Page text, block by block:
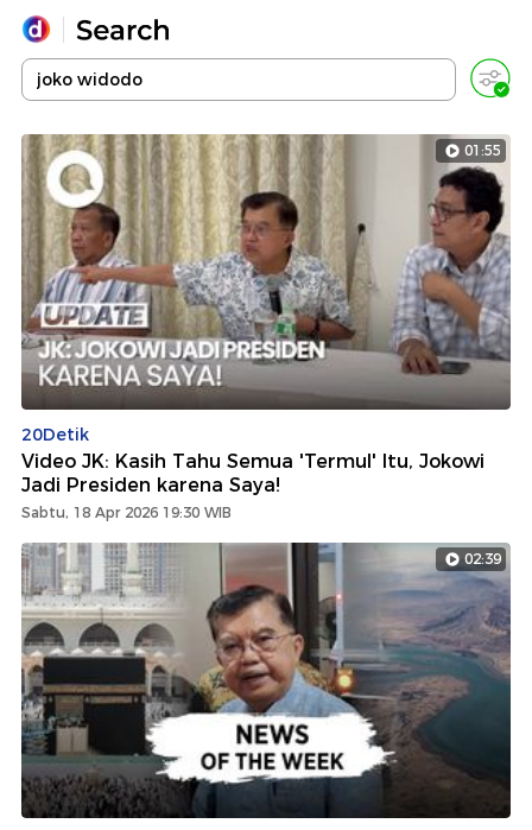
Yang sedang ramai dicari
Loading...
Promoted
Terakhir yang dicari
01:55
20Detik
Video JK: Kasih Tahu Semua 'Termul' Itu, Jokowi
Jadi Presiden karena Saya!
Sabtu, 18 Apr 2026 19:30 WIB
02:39